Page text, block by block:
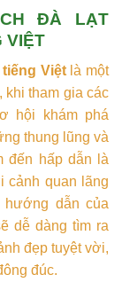
ĐÀ LẠT
VIỆT
Việtlà một
khi tham gia các
hội khám phá
thung lũng và
đến hấp dẫn là
cảnh quan lãng
dẫn của
dễ dàng tìm ra
đẹp tuyệt vời,
đúc.